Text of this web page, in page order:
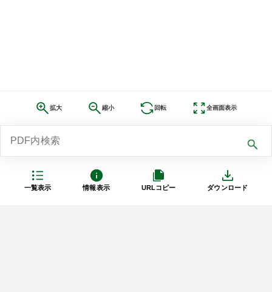
一覧表示 情報表示 URLコピー ダウンロード
拡大 縮小 回転 全画面表示